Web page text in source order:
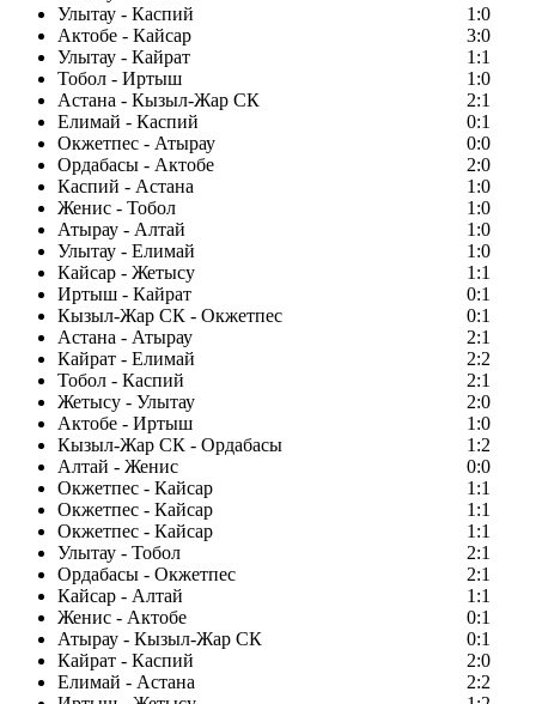
Улытау - Каспий
1:0
Актобе - Кайсар
3:0
Улытау - Кайрат
1:1
Тобол - Иртыш
1:0
Астана - Кызыл-Жар СК
2:1
Елимай - Каспий
0:1
Окжетпес - Атырау
0:0
Ордабасы - Актобе
2:0
Каспий - Астана
1:0
Женис - Тобол
1:0
Атырау - Алтай
1:0
Улытау - Елимай
1:0
Кайсар - Жетысу
1:1
Иртыш - Кайрат
0:1
Кызыл-Жар СК - Окжетпес
0:1
Астана - Атырау
2:1
Кайрат - Елимай
2:2
Тобол - Каспий
2:1
Жетысу - Улытау
2:0
Актобе - Иртыш
1:0
Кызыл-Жар СК - Ордабасы
1:2
Алтай - Женис
0:0
Окжетпес - Кайсар
1:1
Окжетпес - Кайсар
1:1
Окжетпес - Кайсар
1:1
Улытау - Тобол
2:1
Ордабасы - Окжетпес
2:1
Кайсар - Алтай
1:1
Женис - Актобе
0:1
Атырау - Кызыл-Жар СК
0:1
Кайрат - Каспий
2:0
Елимай - Астана
2:2